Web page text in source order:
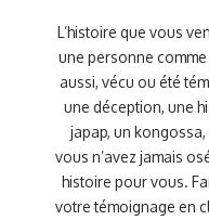
L’histoire que vous
une personne
aussi, vécu ou été
une déception, une
japap, un
vous n’avez jamais
histoire pour vous.
votre témoignage en